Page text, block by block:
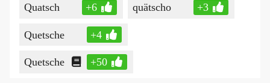
Quatsch +6 quätscho +3
Quetsche +4
Quetsche +50